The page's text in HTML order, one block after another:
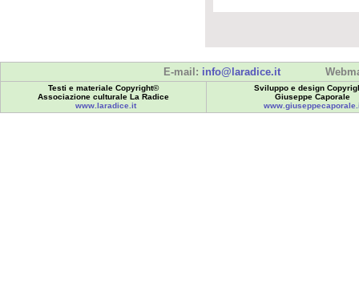
E-mail: info@laradice.it
Testi e materiale Copyright©
Associazione culturale La Radice
www.laradice.it
Sviluppo e design
Giuseppe Caporale